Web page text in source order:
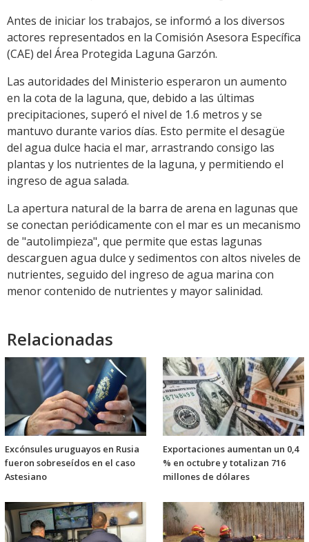
Antes de iniciar los trabajos, se informó a los diversos
actores representados en la Comisión Asesora Específica
(CAE) del Área Protegida Laguna Garzón.
Las autoridades del Ministerio esperaron un aumento
en la cota de la laguna, que, debido a las últimas
precipitaciones, superó el nivel de 1.6 metros y se
mantuvo durante varios días. Esto permite el desagüe
del agua dulce hacia el mar, arrastrando consigo las
plantas y los nutrientes de la laguna, y permitiendo el
ingreso de agua salada.
La apertura natural de la barra de arena en lagunas que
se conectan periódicamente con el mar es un mecanismo
de "autolimpieza", que permite que estas lagunas
descarguen agua dulce y sedimentos con altos niveles de
nutrientes, seguido del ingreso de agua marina con
menor contenido de nutrientes y mayor salinidad.
Relacionadas
Excónsules uruguayos en Rusia
fueron sobreseídos en el caso
Astesiano
Exportaciones aumentan un 0,4
% en octubre y totalizan 716
millones de dólares